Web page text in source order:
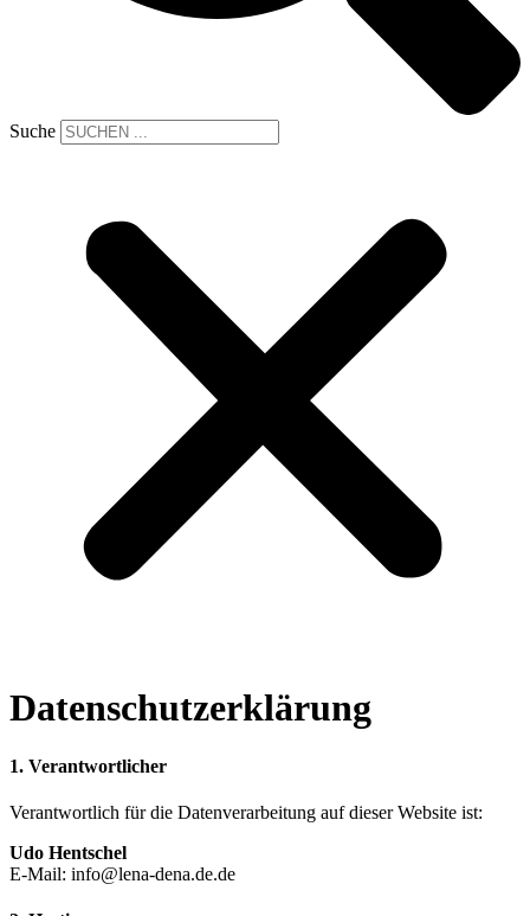
Suche
Datenschutzerklärung
1. Verantwortlicher
Verantwortlich für die Datenverarbeitung auf dieser Website ist:
Udo Hentschel
E-Mail: info@lena-dena.de.de